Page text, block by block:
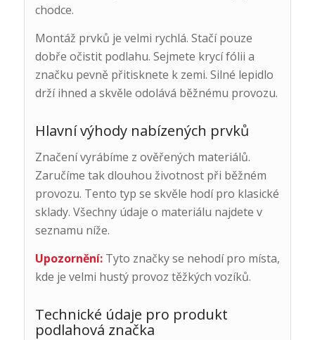
chodce.
Montáž prvků je velmi rychlá. Stačí pouze
dobře očistit podlahu. Sejmete krycí fólii a
značku pevně přitisknete k zemi. Silné lepidlo
drží ihned a skvěle odolává běžnému provozu.
Hlavní výhody nabízených prvků
Značení vyrábíme z ověřených materiálů.
Zaručíme tak dlouhou životnost při běžném
provozu. Tento typ se skvěle hodí pro klasické
sklady. Všechny údaje o materiálu najdete v
seznamu níže.
Upozornění:Tyto značky se nehodí pro místa,
kde je velmi hustý provoz těžkých vozíků.
Technické údaje pro produkt
podlahová značka